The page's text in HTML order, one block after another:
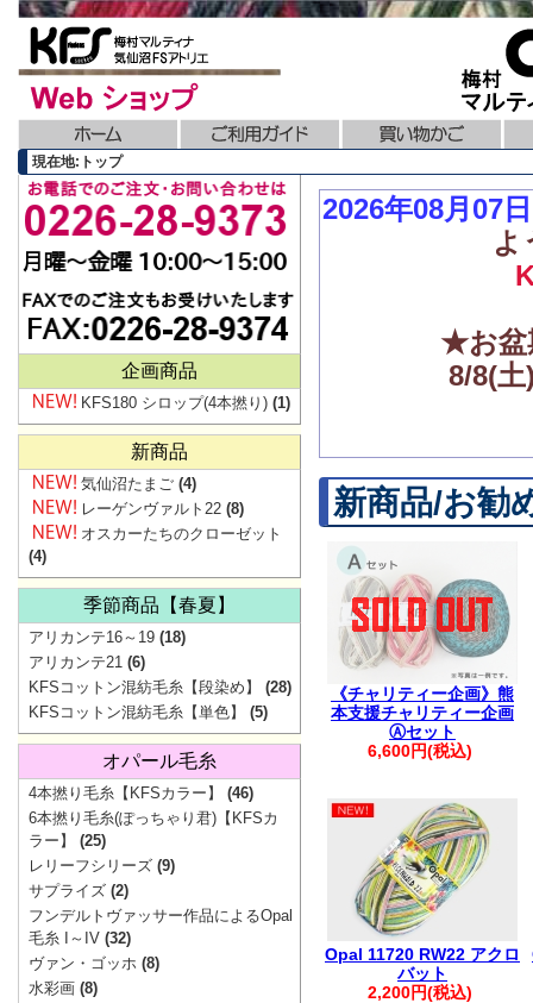
現在地:トップ
2026年08月07
よ
★お盆
8/8(
▼価
地震の影響で
最新の配送
新商品/お勧
《チャリティー企画》熊
本支援チャリティー企画
Ⓐセット
6,600円(税込)
Opal 11720 RW22 アクロ
バット
2,200円(税込)
企画商品
KFS180 シロップ(4本撚り) (1)
新商品
気仙沼たまご (4)
レーゲンヴァルト22 (8)
オスカーたちのクローゼット
(4)
季節商品【春夏】
アリカンテ16～19 (18)
アリカンテ21 (6)
KFSコットン混紡毛糸【段染め】
(28)
KFSコットン混紡毛糸【単色】
(5)
オパール毛糸
4本撚り毛糸【KFSカラー】
(46)
6本撚り毛糸(ぽっちゃり君)【KFSカ
ラー】
(25)
レリーフシリーズ (9)
サプライズ (2)
フンデルトヴァッサー作品によるOpal
毛糸 I～IV (32)
ヴァン・ゴッホ (8)
水彩画 (8)